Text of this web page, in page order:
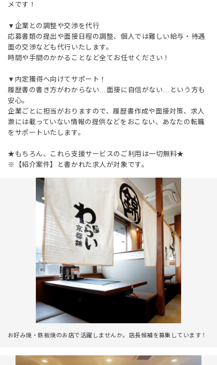
メです！
▼企業との調整や交渉を代行
応募書類の提出や面接日程の調整、個人では難しい給与・待遇
面の交渉なども代行いたします。
時間や手間のかかることなど全てお任せください！
▼内定獲得へ向けてサポート！
履歴書の書き方がわからない…面接に自信がない…という方も
安心。
企業ごとに担当がおりますので、履歴書作成や面接対策、求人
票には載っていない情報の提供などをおこない、あなたの転職
をサポートいたします。
★もちろん、これら支援サービスのご利用は一切無料★
※【紹介案件】と書かれた求人が対象です。
お好み焼・鉄板焼のお店で活躍しませんか。店長候補を募集しています！